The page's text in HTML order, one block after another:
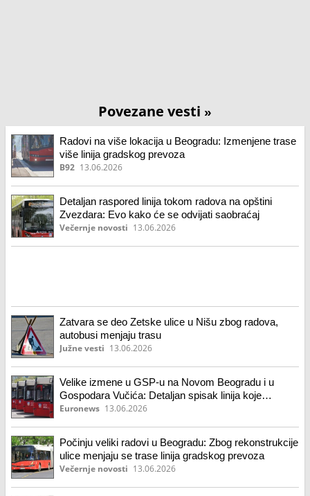
Povezane vesti »
Radovi na više lokacija u Beogradu: Izmenjene trase
više linija gradskog prevoza
B92 13.06.2026
Detaljan raspored linija tokom radova na opštini
Zvezdara: Evo kako će se odvijati saobraćaj
Večernje novosti 13.06.2026
Zatvara se deo Zetske ulice u Nišu zbog radova,
autobusi menjaju trasu
Južne vesti 13.06.2026
Velike izmene u GSP-u na Novom Beogradu i u
Gospodara Vučića: Detaljan spisak linija koje
menjaju trase
Euronews 13.06.2026
Počinju veliki radovi u Beogradu: Zbog rekonstrukcije
ulice menjaju se trase linija gradskog prevoza
Večernje novosti 13.06.2026